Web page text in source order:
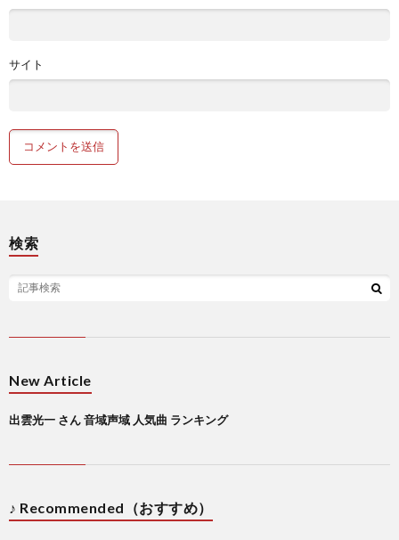
サイト
検索
New Article
出雲光一 さん 音域声域 人気曲 ランキング
♪ Recommended（おすすめ）